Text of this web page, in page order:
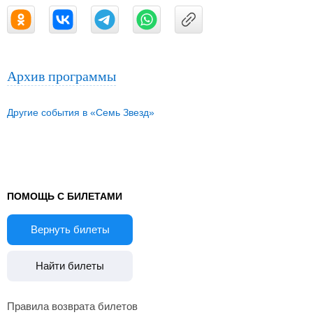
Архив программы
Другие события в «Семь Звезд»
ПОМОЩЬ С БИЛЕТАМИ
Вернуть билеты
Найти билеты
Правила возврата билетов